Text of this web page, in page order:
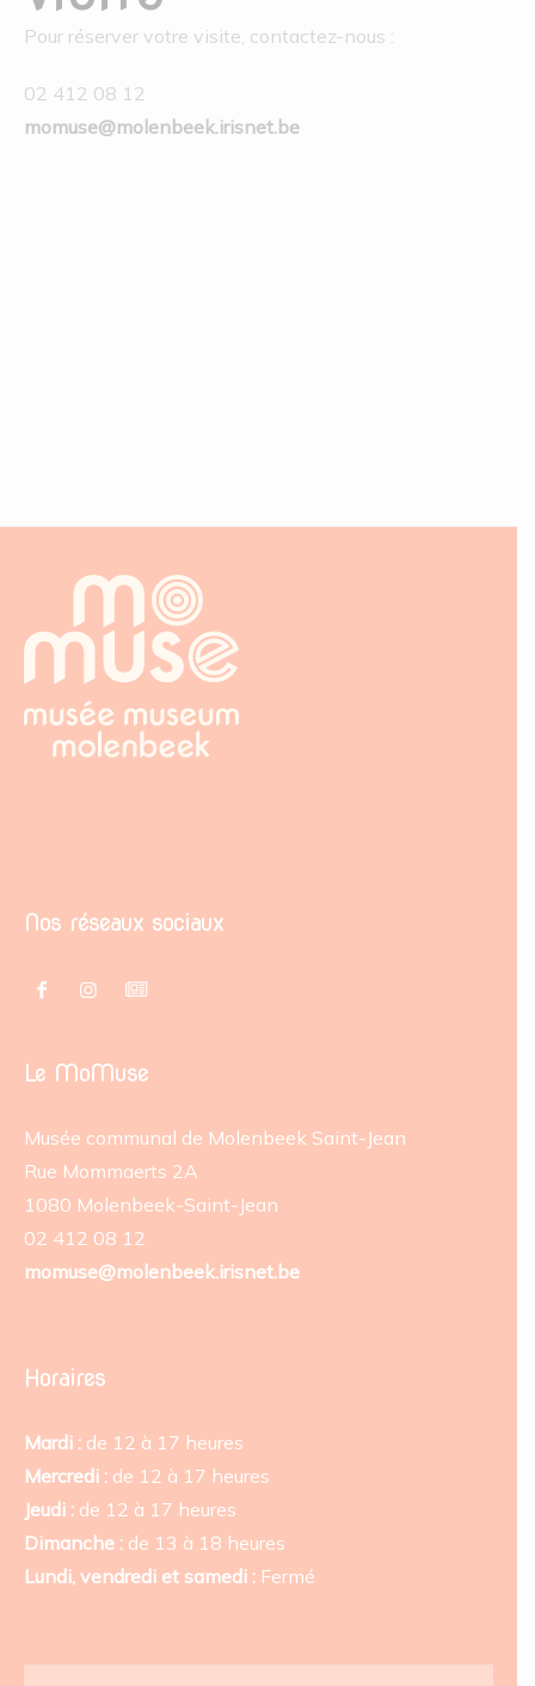
Pour réserver votre visite, contactez-nous :
02 412 08 12
momuse@molenbeek.irisnet.be
Nos réseaux sociaux
Le MoMuse
Musée communal de Molenbeek Saint-Jean
Rue Mommaerts 2A
1080 Molenbeek-Saint-Jean
02 412 08 12
momuse@molenbeek.irisnet.be
Horaires
Mardi : de 12 à 17 heures
Mercredi : de 12 à 17 heures
Jeudi : de 12 à 17 heures
Dimanche : de 13 à 18 heures
Lundi, vendredi et samedi : Fermé